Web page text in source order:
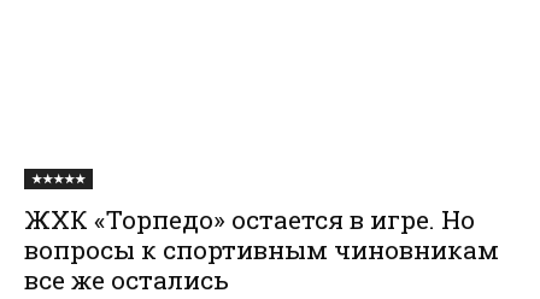
★★★★★
ЖХК «Торпедо» остается в игре. Но
вопросы к спортивным чиновникам
все же остались